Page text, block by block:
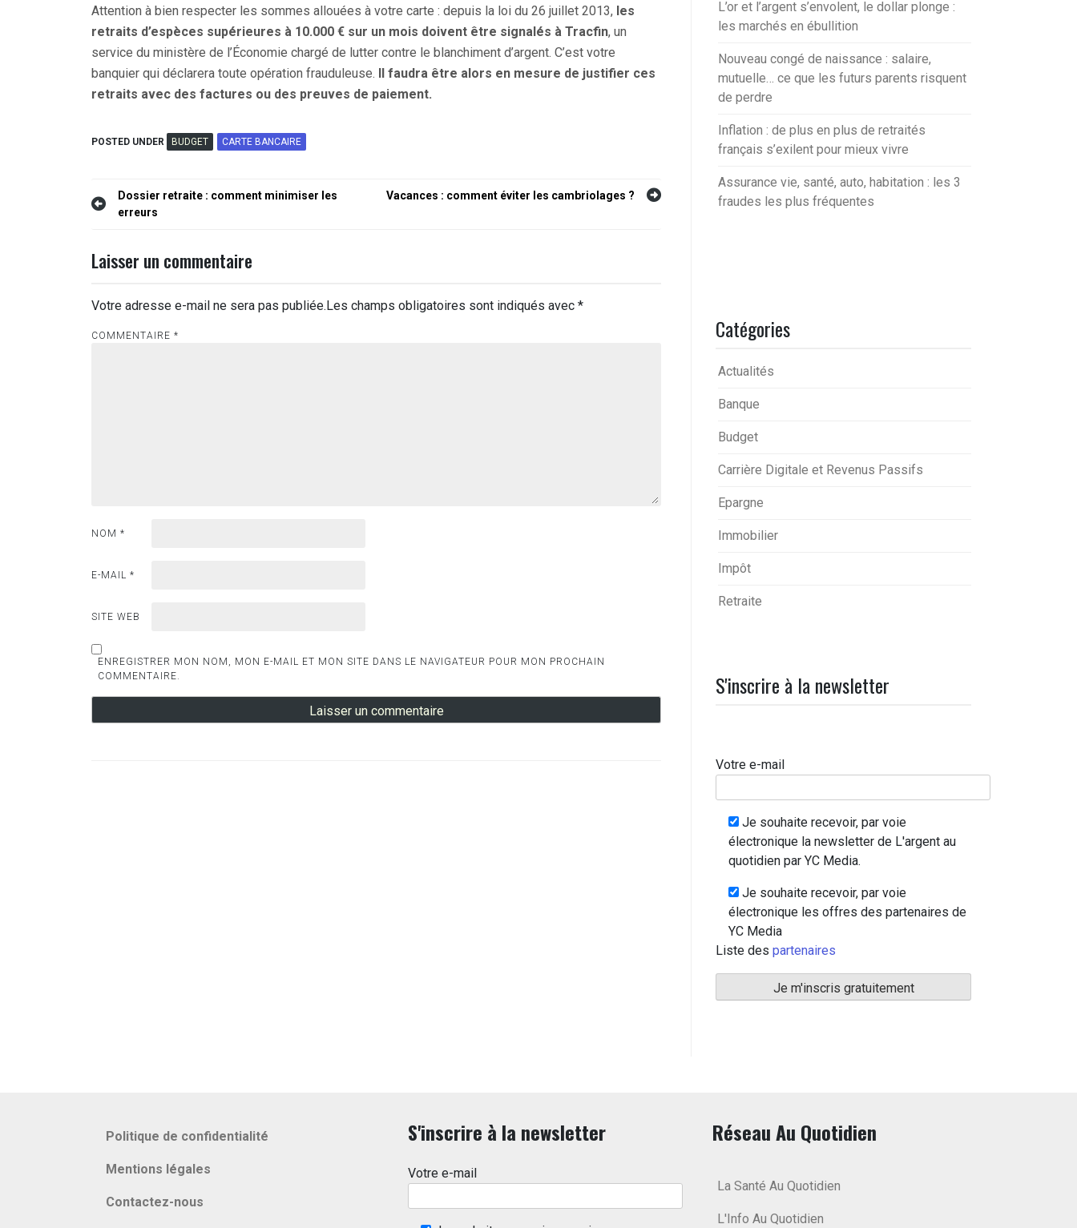
Attention à bien respecter les sommes allouées à votre carte : depuis la loi du 26 juillet 2013, les
retraits d’espèces supérieures à 10.000 € sur un mois doivent être signalés à Tracfin, un
service du ministère de l’Économie chargé de lutter contre le blanchiment d’argent. C’est votre
banquier qui déclarera toute opération frauduleuse. Il faudra être alors en mesure de justifier ces
retraits avec des factures ou des preuves de paiement.
POSTED UNDER BUDGET CARTE BANCAIRE
Navigation
l’article
Dossier retraite : comment minimiser les
erreurs
Vacances : comment éviter les cambriolages ?
Laisser un commentaire
Votre adresse e-mail ne sera pas publiée.Les champs obligatoires sont indiqués avec *
COMMENTAIRE *
NOM *
E-MAIL *
SITE WEB
ENREGISTRER MON NOM, MON E-MAIL ET MON SITE DANS LE NAVIGATEUR POUR MON PROCHAIN
COMMENTAIRE.
L’or et l’argent s’envolent, le dollar plonge :
les marchés en ébullition
Nouveau congé de naissance : salaire,
mutuelle… ce que les futurs parents risquent
de perdre
Inflation : de plus en plus de retraités
français s’exilent pour mieux vivre
Assurance vie, santé, auto, habitation : les 3
fraudes les plus fréquentes
Catégories
Actualités
Banque
Budget
Carrière Digitale et Revenus Passifs
Epargne
Immobilier
Impôt
Retraite
S'inscrire à la newsletter
Votre e-mail
Je souhaite recevoir, par voie
électronique la newsletter de L'argent au
quotidien par YC Media.
Je souhaite recevoir, par voie
électronique les offres des partenaires de
YC Media
Liste des partenaires
Politique de confidentialité
Mentions légales
Contactez-nous
S'inscrire à la newsletter
Votre e-mail
Réseau Au Quotidien
La Santé Au Quotidien
L'Info Au Quotidien